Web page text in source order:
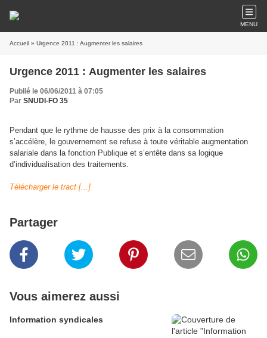
MENU
Accueil » Urgence 2011 : Augmenter les salaires
Urgence 2011 : Augmenter les salaires
Publié le 06/06/2011 à 07:05
Par SNUDI-FO 35
Pendant que le rythme de hausse des prix à la consommation
s’accélère, le gouvernement se refuse à toute véritable augmentation
salariale dans la fonction Publique et s’entête dans sa logique
d’individualisation des traitements.
Télécharger le tract [...]
Partager
Vous aimerez aussi
Information syndicales